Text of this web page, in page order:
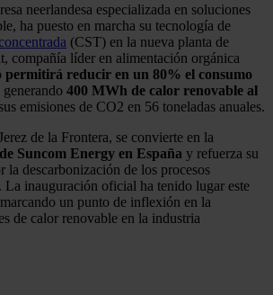
neerlandesa especializada en soluciones
ha puesto en marcha su tecnología de
(CST) en la nueva planta de
compañía líder en alimentación orgánica
permitirá reducir en un 80% el consumo
generando 400 MWh de calor renovable al
emisiones de CO2 en 56 toneladas anuales.
de la Frontera, se convierte en la
Suncom Energy en España y refuerza su
la descarbonización de los procesos
La inauguración oficial ha tenido lugar este
un punto de inflexión en la
de calor renovable en la industria